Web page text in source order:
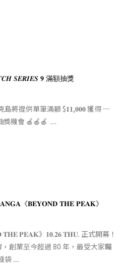
𝑺𝑬𝑹𝑰𝑬𝑺 𝟗 滿額抽獎
島將提供單筆滿額 $𝟏𝟏,𝟎𝟎𝟎 獲得 ─
機會 🍎🍎🍎
....
《𝐁𝐄𝐘𝐎𝐍𝐃 𝐓𝐇𝐄 𝐏𝐄𝐀𝐊》
𝐏𝐄𝐀𝐊》𝟏𝟎.𝟐𝟔 𝐓𝐇𝐔. 正式開幕！
創業⾄今超過 80 年， 最受⼤家矚
袋 ....